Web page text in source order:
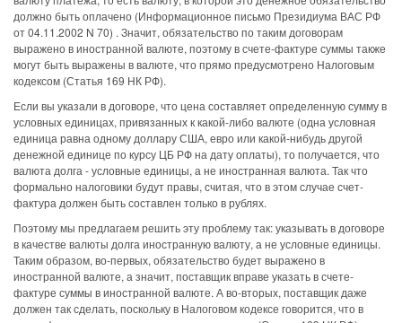
должно быть оплачено (Информационное письмо Президиума ВАС РФ
от 04.11.2002 N 70) . Значит, обязательство по таким договорам
выражено в иностранной валюте, поэтому в счете-фактуре суммы также
могут быть выражены в валюте, что прямо предусмотрено Налоговым
кодексом (Статья 169 НК РФ).
Если вы указали в договоре, что цена составляет определенную сумму в
условных единицах, привязанных к какой-либо валюте (одна условная
единица равна одному доллару США, евро или какой-нибудь другой
денежной единице по курсу ЦБ РФ на дату оплаты), то получается, что
валюта долга - условные единицы, а не иностранная валюта. Так что
формально налоговики будут правы, считая, что в этом случае счет-
фактура должен быть составлен только в рублях.
Поэтому мы предлагаем решить эту проблему так: указывать в договоре
в качестве валюты долга иностранную валюту, а не условные единицы.
Таким образом, во-первых, обязательство будет выражено в
иностранной валюте, а значит, поставщик вправе указать в счете-
фактуре суммы в иностранной валюте. А во-вторых, поставщик даже
должен так сделать, поскольку в Налоговом кодексе говорится, что в